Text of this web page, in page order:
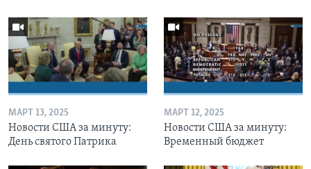
МАРТ 13, 2025
Новости США за минуту:
День святого Патрика
МАРТ 12, 2025
Новости США за минуту:
Временный бюджет